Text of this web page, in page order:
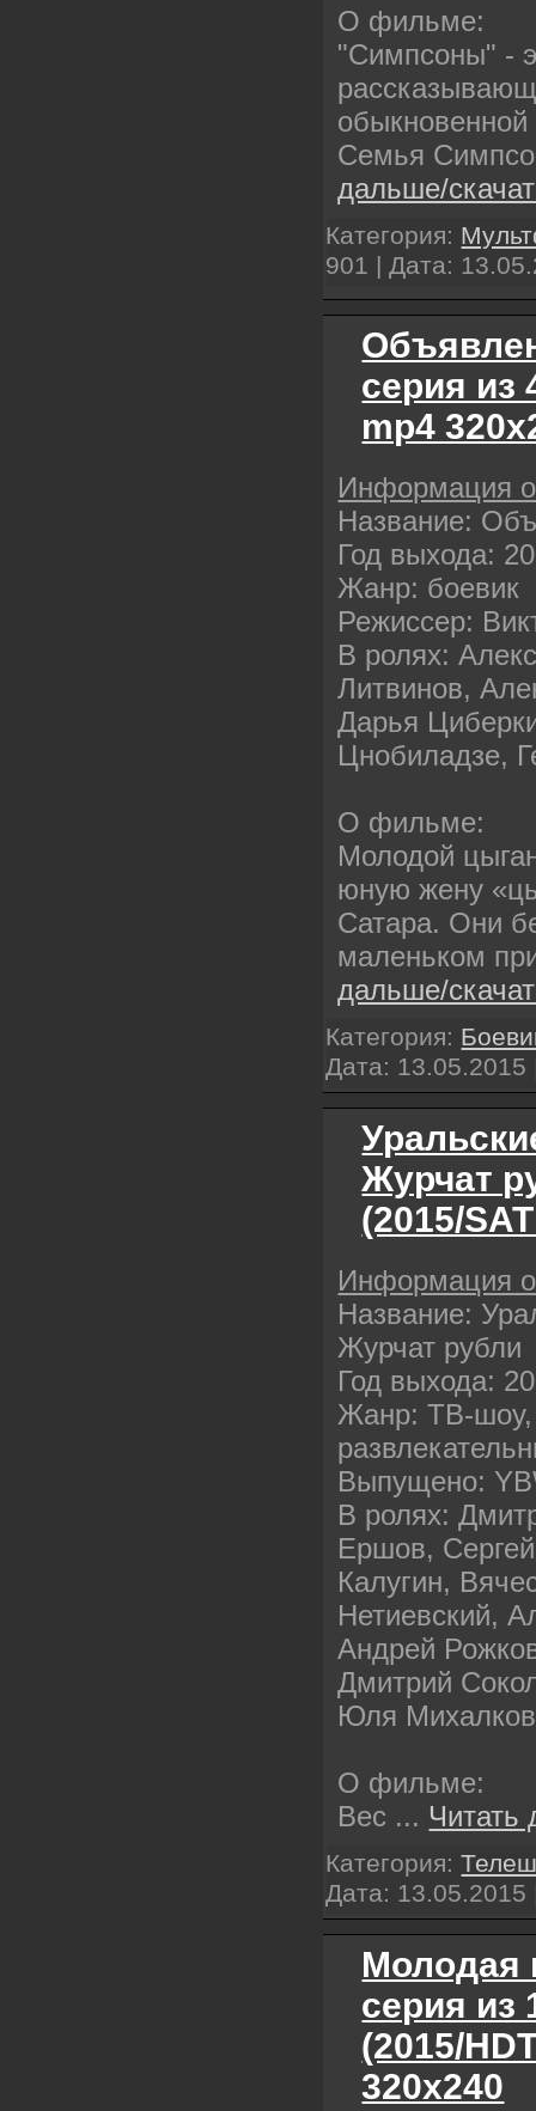
О фильме:
"Симпсоны" -
Семья
дальше/
Категория:
901 | Дата:
серия из
mp4
Информация
Название:
Год выхода:
Жанр: боевик
Режиссер:
В ролях:
Литвинов,
Дарья
Цнобиладзе,
О фильме:
Молодой
юную жену
Сатара. Они
маленьком
дальше/
Категория:
Дата: 13.05.2015
Журчат
(2015/
Информация
Название:
Журчат рубли
Год выхода:
Жанр: ТВ-шоу,
Выпущено:
В ролях:
Ершов,
Калугин,
Нетиевский,
Андрей
Дмитрий
Юля
О фильме:
Вес ... Читать
Категория:
Дата: 13.05.2015
Молодая
серия из
(2015/
320х240